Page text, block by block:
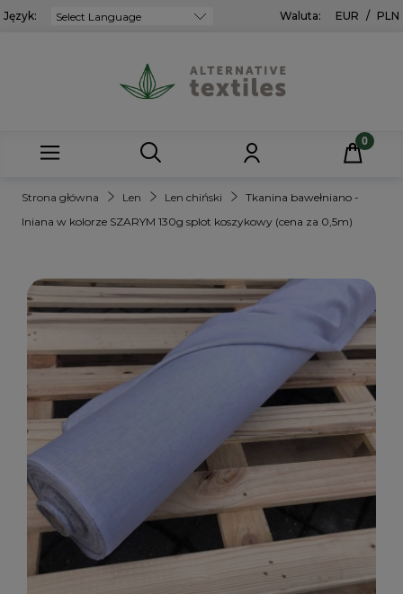
Język: Waluta: EUR / PLN
Strona główna Len Len chiński
Tkanina bawełniano -
lniana w kolorze SZARYM 130g splot koszykowy (cena za 0,5m)